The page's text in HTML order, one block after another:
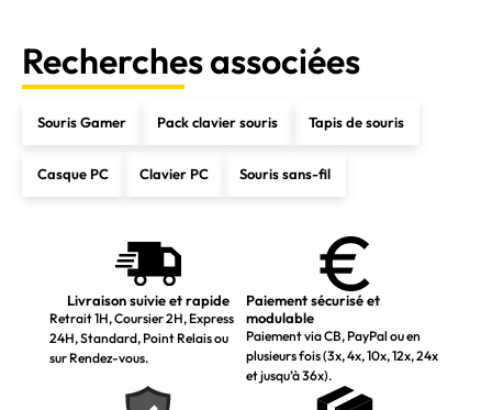
Recherches associées
Souris Gamer Pack clavier souris Tapis de souris
Casque PC Clavier PC Souris sans-fil
Livraison suivie et rapide
Retrait 1H, Coursier 2H, Express
24H, Standard, Point Relais ou
sur Rendez-vous.
Paiement sécurisé et
modulable
Paiement via CB, PayPal ou en
plusieurs fois (3x, 4x, 10x, 12x, 24x
et jusqu’à 36x).